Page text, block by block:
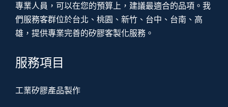
專業人員，可以在您的預算上，建議最適合的品項。我
們服務客群位於台北、桃園、新竹、台中、台南、高
雄，提供專業完善的矽膠客製化服務。
服務項目
工業矽膠產品製作